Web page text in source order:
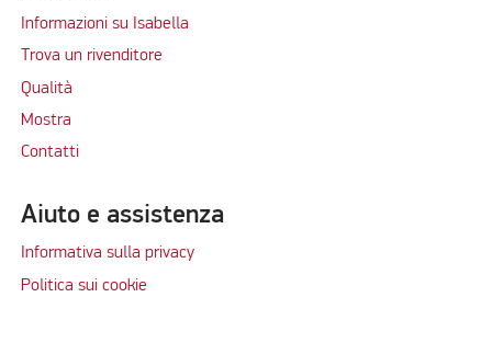
Informazioni su Isabella
Trova un rivenditore
Qualità
Mostra
Contatti
Aiuto e assistenza
Informativa sulla privacy
Politica sui cookie